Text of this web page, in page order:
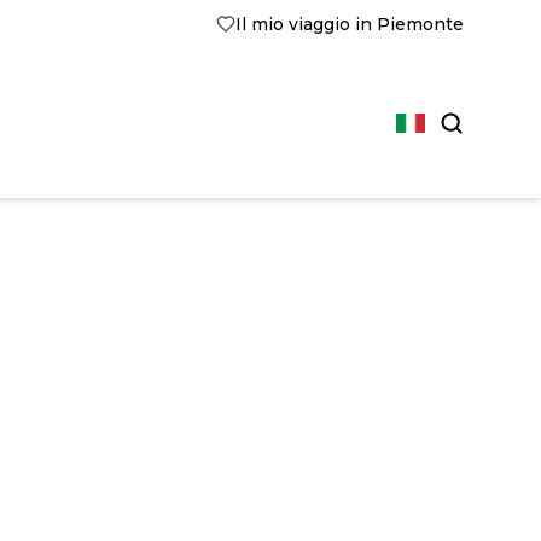
Il mio viaggio in Piemonte